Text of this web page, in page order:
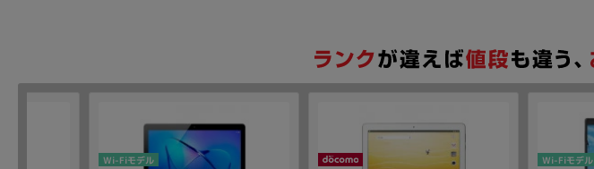
Wi-Fiモデル Wi-Fiモデル